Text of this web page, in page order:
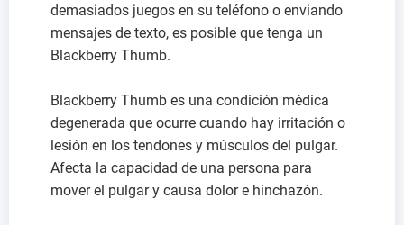
demasiados juegos en su teléfono o enviando
mensajes de texto, es posible que tenga un
Blackberry Thumb.
Blackberry Thumb es una condición médica
degenerada que ocurre cuando hay irritación o
lesión en los tendones y músculos del pulgar.
Afecta la capacidad de una persona para
mover el pulgar y causa dolor e hinchazón.